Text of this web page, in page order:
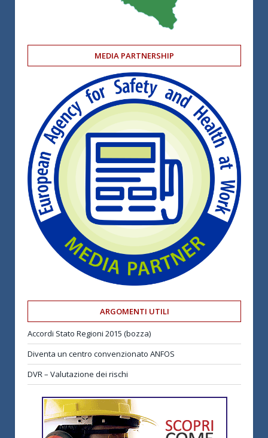
MEDIA PARTNERSHIP
ARGOMENTI UTILI
Accordi Stato Regioni 2015 (bozza)
Diventa un centro convenzionato ANFOS
DVR – Valutazione dei rischi